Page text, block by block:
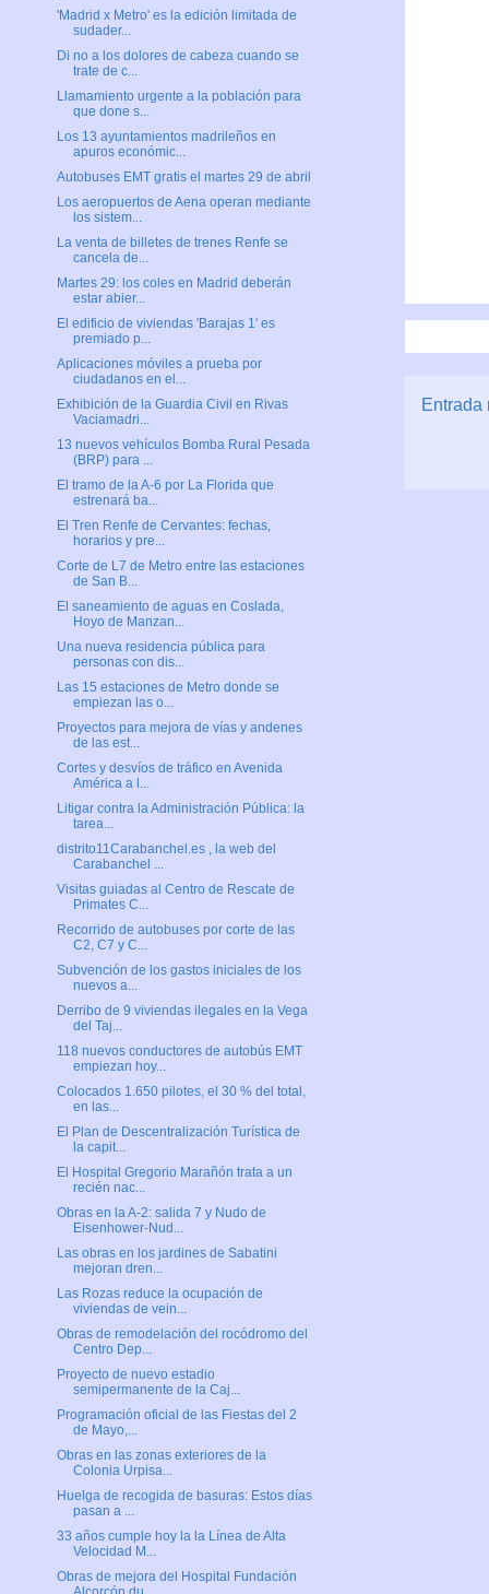
Entrada
'Madrid x Metro' es la edición limitada de
sudader...
Di no a los dolores de cabeza cuando se
trate de c...
Llamamiento urgente a la población para
que done s...
Los 13 ayuntamientos madrileños en
apuros económic...
Autobuses EMT gratis el martes 29 de abril
Los aeropuertos de Aena operan mediante
los sistem...
La venta de billetes de trenes Renfe se
cancela de...
Martes 29: los coles en Madrid deberán
estar abier...
El edificio de viviendas 'Barajas 1' es
premiado p...
Aplicaciones móviles a prueba por
ciudadanos en el...
Exhibición de la Guardia Civil en Rivas
Vaciamadri...
13 nuevos vehículos Bomba Rural Pesada
(BRP) para ...
El tramo de la A-6 por La Florida que
estrenará ba...
El Tren Renfe de Cervantes: fechas,
horarios y pre...
Corte de L7 de Metro entre las estaciones
de San B...
El saneamiento de aguas en Coslada,
Hoyo de Manzan...
Una nueva residencia pública para
personas con dis...
Las 15 estaciones de Metro donde se
empiezan las o...
Proyectos para mejora de vías y andenes
de las est...
Cortes y desvíos de tráfico en Avenida
América a l...
Litigar contra la Administración Pública: la
tarea...
distrito11Carabanchel.es , la web del
Carabanchel ...
Visitas guiadas al Centro de Rescate de
Primates C...
Recorrido de autobuses por corte de las
C2, C7 y C...
Subvención de los gastos iniciales de los
nuevos a...
Derribo de 9 viviendas ilegales en la Vega
del Taj...
118 nuevos conductores de autobús EMT
empiezan hoy...
Colocados 1.650 pilotes, el 30 % del total,
en las...
El Plan de Descentralización Turística de
la capit...
El Hospital Gregorio Marañón trata a un
recién nac...
Obras en la A-2: salida 7 y Nudo de
Eisenhower-Nud...
Las obras en los jardines de Sabatini
mejoran dren...
Las Rozas reduce la ocupación de
viviendas de vein...
Obras de remodelación del rocódromo del
Centro Dep...
Proyecto de nuevo estadio
semipermanente de la Caj...
Programación oficial de las Fiestas del 2
de Mayo,...
Obras en las zonas exteriores de la
Colonia Urpisa...
Huelga de recogida de basuras: Estos días
pasan a ...
33 años cumple hoy la la Línea de Alta
Velocidad M...
Obras de mejora del Hospital Fundación